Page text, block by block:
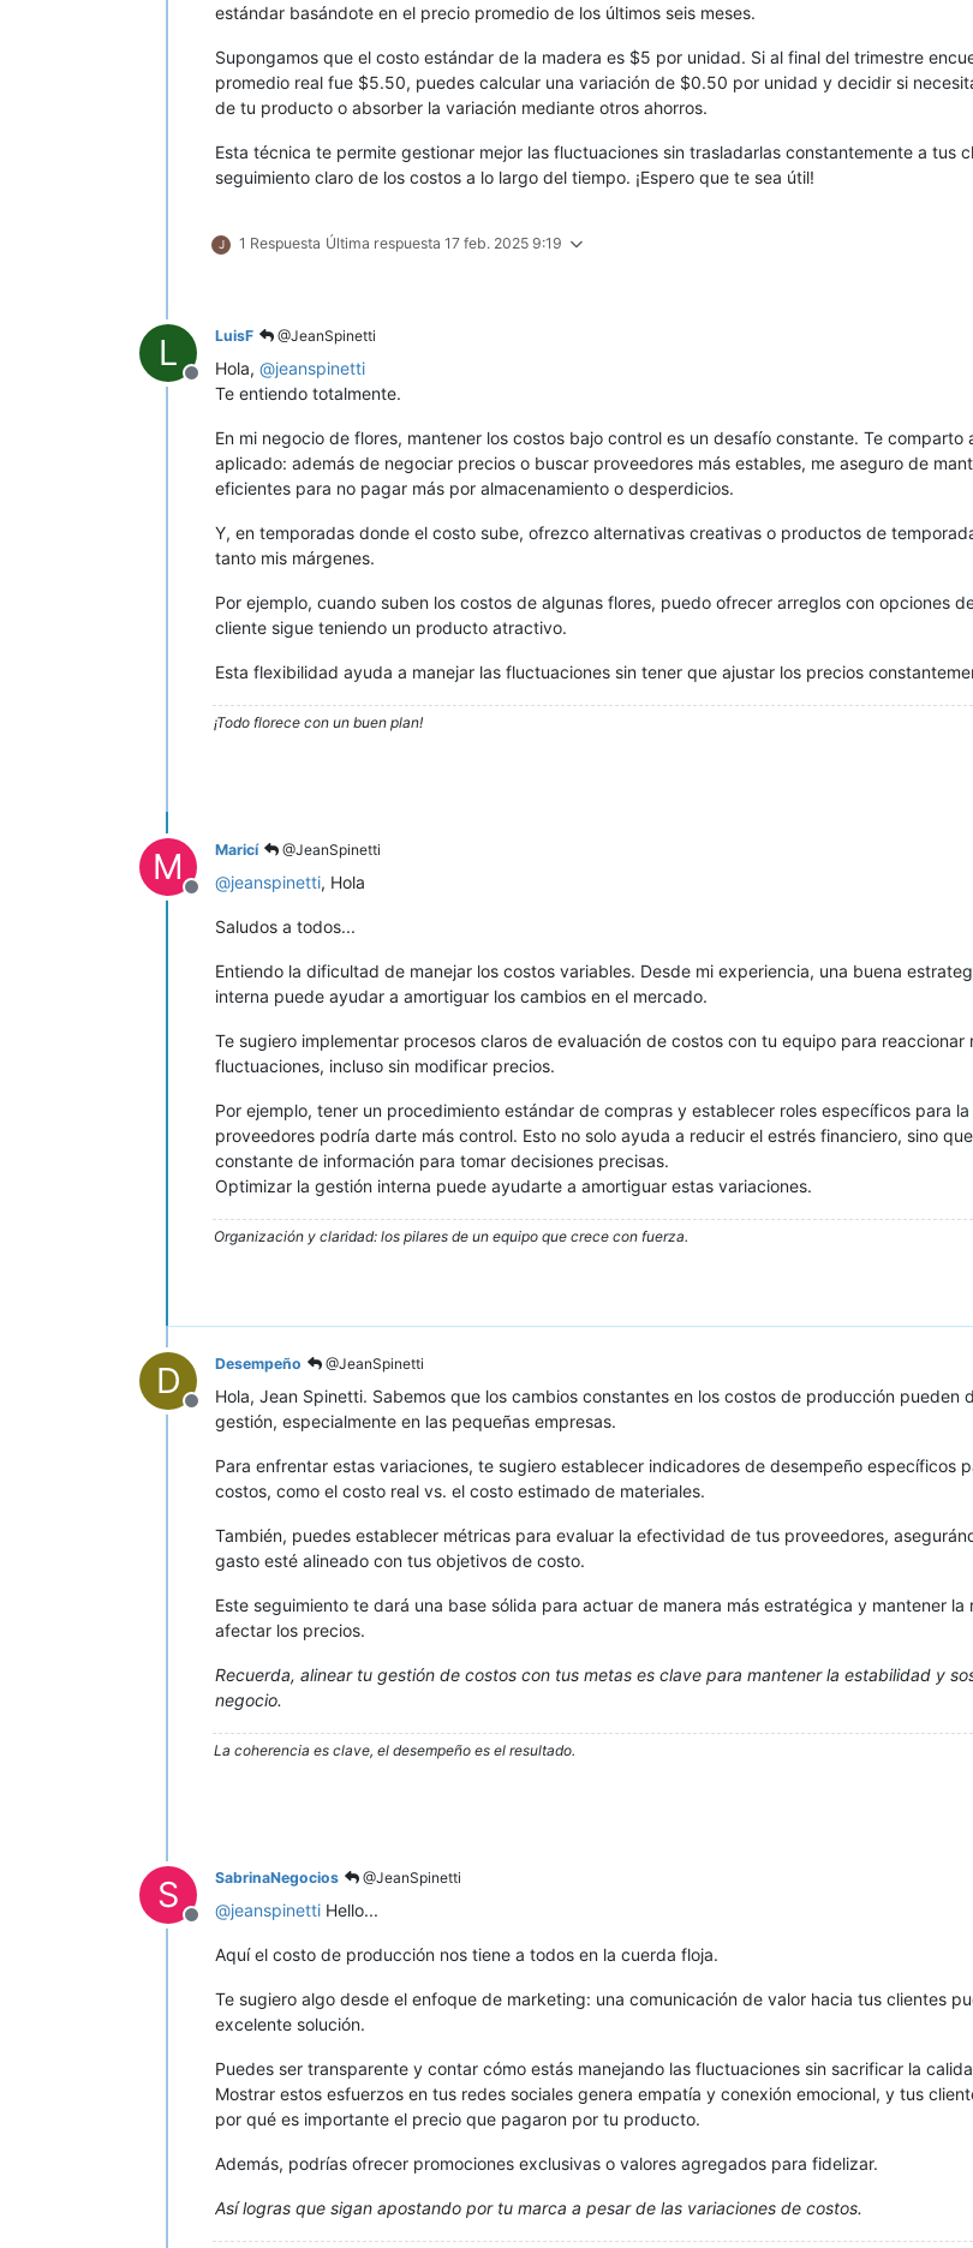
estándar basándote en el precio promedio de los últimos seis meses.
Supongamos que el costo estándar de la madera es $5 por unidad. Si al final del trimestre
promedio real fue $5.50, puedes calcular una variación de $0.50 por unidad y decidir si
de tu producto o absorber la variación mediante otros ahorros.
Esta técnica te permite gestionar mejor las fluctuaciones sin trasladarlas constantemente a tus
seguimiento claro de los costos a lo largo del tiempo. ¡Espero que te sea útil!
J 1 Respuesta Última respuesta 17 feb. 2025 9:19
L
Desconectado
LuisF @JeanSpinetti
Hola, @jeanspinetti
Te entiendo totalmente.
En mi negocio de flores, mantener los costos bajo control es un desafío constante. Te comparto
aplicado: además de negociar precios o buscar proveedores más estables, me aseguro de
eficientes para no pagar más por almacenamiento o desperdicios.
Y, en temporadas donde el costo sube, ofrezco alternativas creativas o productos de
tanto mis márgenes.
Por ejemplo, cuando suben los costos de algunas flores, puedo ofrecer arreglos con opciones
cliente sigue teniendo un producto atractivo.
Esta flexibilidad ayuda a manejar las fluctuaciones sin tener que ajustar los precios
¡Todo florece con un buen plan!
M
Desconectado
Maricí @JeanSpinetti
@jeanspinetti, Hola
Saludos a todos...
Entiendo la dificultad de manejar los costos variables. Desde mi experiencia, una buena
interna puede ayudar a amortiguar los cambios en el mercado.
Te sugiero implementar procesos claros de evaluación de costos con tu equipo para reaccionar
fluctuaciones, incluso sin modificar precios.
Por ejemplo, tener un procedimiento estándar de compras y establecer roles específicos para
proveedores podría darte más control. Esto no solo ayuda a reducir el estrés financiero, sino
constante de información para tomar decisiones precisas.
Optimizar la gestión interna puede ayudarte a amortiguar estas variaciones.
Organización y claridad: los pilares de un equipo que crece con fuerza.
D
Desconectado
Desempeño @JeanSpinetti
Hola, Jean Spinetti. Sabemos que los cambios constantes en los costos de producción pueden
gestión, especialmente en las pequeñas empresas.
Para enfrentar estas variaciones, te sugiero establecer indicadores de desempeño específicos
costos, como el costo real vs. el costo estimado de materiales.
También, puedes establecer métricas para evaluar la efectividad de tus proveedores,
gasto esté alineado con tus objetivos de costo.
Este seguimiento te dará una base sólida para actuar de manera más estratégica y mantener la
afectar los precios.
Recuerda, alinear tu gestión de costos con tus metas es clave para mantener la estabilidad y
negocio.
La coherencia es clave, el desempeño es el resultado.
S
Desconectado
SabrinaNegocios @JeanSpinetti
@jeanspinetti Hello...
Aquí el costo de producción nos tiene a todos en la cuerda floja.
Te sugiero algo desde el enfoque de marketing: una comunicación de valor hacia tus clientes
excelente solución.
Puedes ser transparente y contar cómo estás manejando las fluctuaciones sin sacrificar la
Mostrar estos esfuerzos en tus redes sociales genera empatía y conexión emocional, y tus
por qué es importante el precio que pagaron por tu producto.
Además, podrías ofrecer promociones exclusivas o valores agregados para fidelizar.
Así logras que sigan apostando por tu marca a pesar de las variaciones de costos.